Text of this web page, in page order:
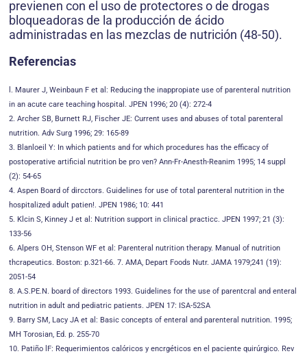
previenen con el uso de protectores o de drogas
bloqueadoras de la producción de ácido
administradas en las mezclas de nutrición (48-50).
Referencias
l. Maurer J, Weinbaun F et al: Reducing the inappropiate use of parenteral nutrition
in an acute care teaching hospital. JPEN 1996; 20 (4): 272-4
2. Archer SB, Burnett RJ, Fischer JE: Current uses and abuses of total parenteral
nutrition. Adv Surg 1996; 29: 165-89
3. Blanloeil Y: In which patients and for which procedures has the efficacy of
postoperative artificial nutrition be pro ven? Ann-Fr-Anesth-Reanim 1995; 14 suppl
(2): 54-65
4. Aspen Board of dircctors. Guidelines for use of total parenteral nutrition in the
hospitalized adult patien!. JPEN 1986; 10: 441
5. Klcin S, Kinney J et al: Nutrition support in clinical practicc. JPEN 1997; 21 (3):
133-56
6. Alpers OH, Stenson WF et al: Parenteral nutrition therapy. Manual of nutrition
thcrapeutics. Boston: p.321-66. 7. AMA, Depart Foods Nutr. JAMA 1979;241 (19):
2051-54
8. A.S.PE.N. board of directors 1993. Guidelines for the use of parentcral and enteral
nutrition in adult and pediatric patients. JPEN 17: ISA-52SA
9. Barry SM, Lacy JA et al: Basic concepts of enteral and parenteral nutrition. 1995;
MH Torosian, Ed. p. 255-70
10. Patiño lF: Requerimientos calóricos y encrgéticos en el paciente quirúrgico. Rev